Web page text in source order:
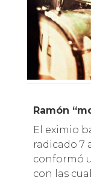
Ramón
El eximio
radicado 7
conformó
con las